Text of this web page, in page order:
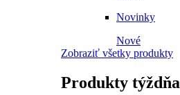
Novinky
Nové
Zobraziť všetky produkty
Produkty týždňa